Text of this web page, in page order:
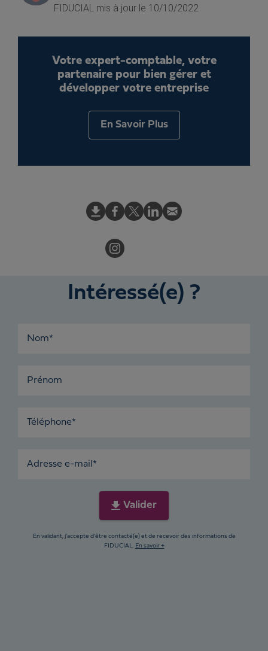
FIDUCIAL mis à jour le 10/10/2022
Votre expert-comptable, votre
partenaire pour bien gérer et
développer votre entreprise
En Savoir Plus
Intéressé(e) ?
Nom*
Prénom
Téléphone*
Adresse e-mail*
Valider
En validant, j'accepte d'être contacté(e) et de recevoir des informations de
FIDUCIAL. En savoir +